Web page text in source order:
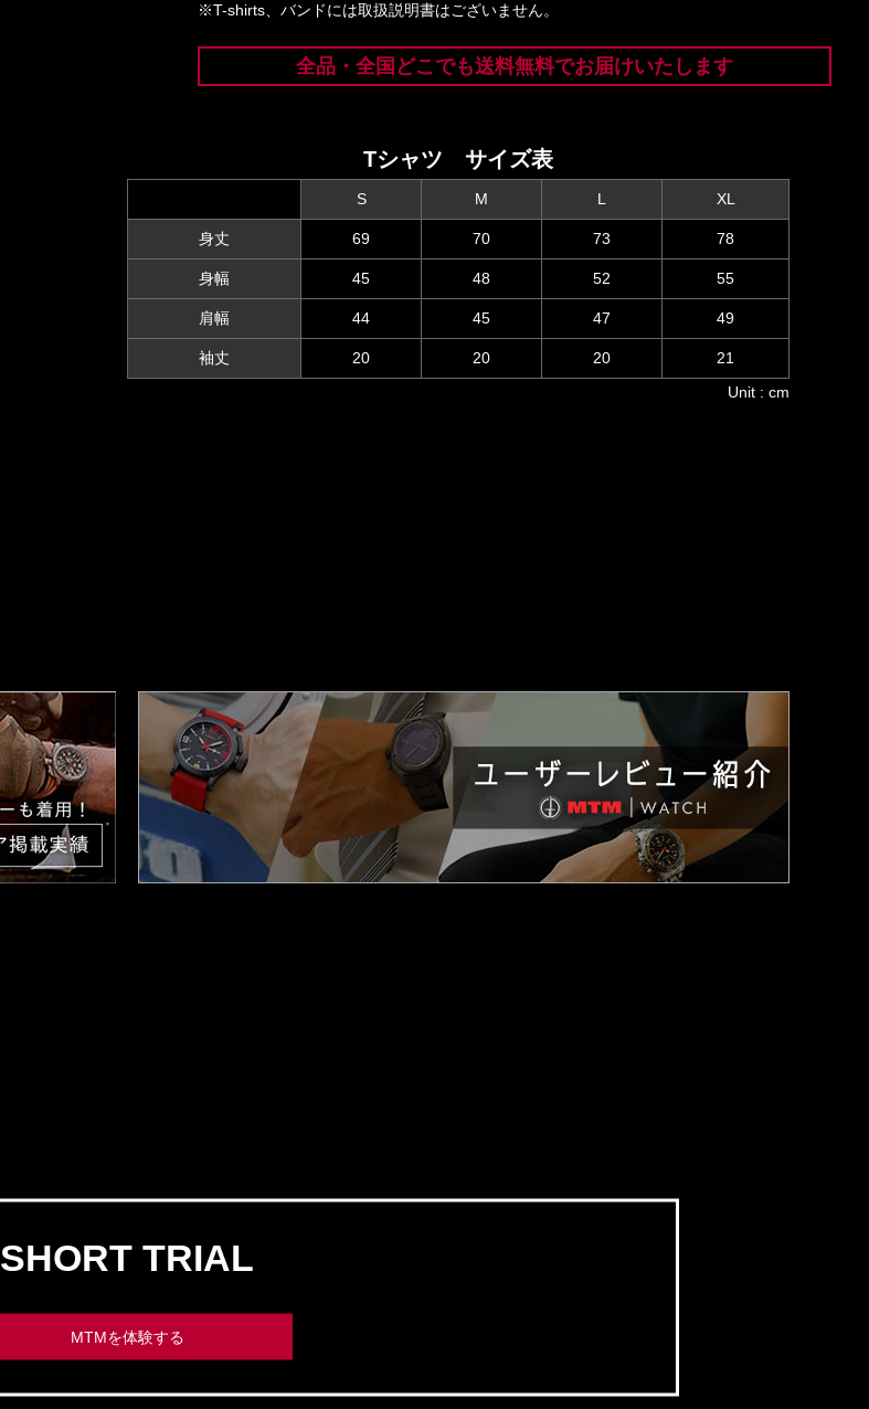
※T-shirts、バンドには取扱説明書はございません。
全品・全国どこでも送料無料でお届けいたします
Tシャツ サイズ表
S M L XL
身丈 69 70 73 78
身幅 45 48 52 55
肩幅 44 45 47 49
袖丈 20 20 20
21
Unit : cm
SHORT TRIAL
MTMを体験する